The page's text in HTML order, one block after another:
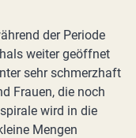
der Periode
weiter geöffnet
sehr schmerzhaft
Frauen, die noch
wird in die
Mengen